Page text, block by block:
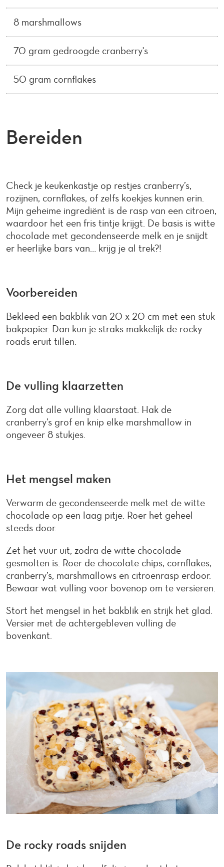
8 marshmallows
70 gram gedroogde cranberry's
50 gram cornflakes
Bereiden
Check je keukenkastje op restjes cranberry’s,
rozijnen, cornflakes, of zelfs koekjes kunnen erin.
Mijn geheime ingrediënt is de rasp van een citroen,
waardoor het een fris tintje krijgt. De basis is witte
chocolade met gecondenseerde melk en je snijdt
er heerlijke bars van… krijg je al trek?!
Voorbereiden
Bekleed een bakblik van 20 x 20 cm met een stuk
bakpapier. Dan kun je straks makkelijk de rocky
roads eruit tillen.
De vulling klaarzetten
Zorg dat alle vulling klaarstaat. Hak de
cranberry’s grof en knip elke marshmallow in
ongeveer 8 stukjes.
Het mengsel maken
Verwarm de gecondenseerde melk met de witte
chocolade op een laag pitje. Roer het geheel
steeds door.
Zet het vuur uit, zodra de witte chocolade
gesmolten is. Roer de chocolate chips, cornflakes,
cranberry’s, marshmallows en citroenrasp erdoor.
Bewaar wat vulling voor bovenop om te versieren.
Stort het mengsel in het bakblik en strijk het glad.
Versier met de achtergebleven vulling de
bovenkant.
De rocky roads snijden